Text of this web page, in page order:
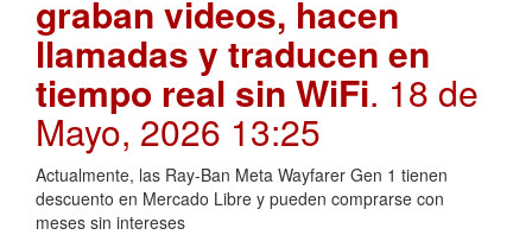
graban videos, hacen
llamadas y traducen en
tiempo real sin WiFi. 18 de
Mayo, 2026 13:25
Actualmente, las Ray-Ban Meta Wayfarer Gen 1 tienen
descuento en Mercado Libre y pueden comprarse con
meses sin intereses